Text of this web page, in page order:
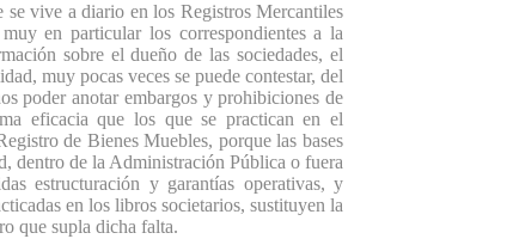
vive a diario en los Registros Mercantiles
en particular los correspondientes a la
sobre el dueño de las sociedades, el
muy pocas veces se puede contestar, del
poder anotar embargos y prohibiciones de
eficacia que los que se practican en el
de Bienes Muebles, porque las bases
dentro de la Administración Pública o fuera
estructuración y garantías operativas, y
en los libros societarios, sustituyen la
que supla dicha falta.